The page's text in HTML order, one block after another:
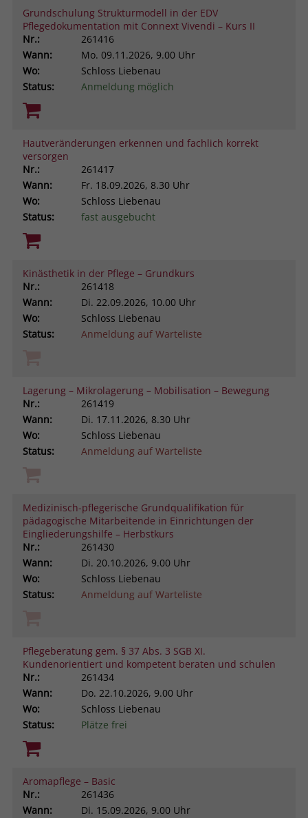
Grundschulung Strukturmodell in der EDV
Pflegedokumentation mit Connext Vivendi – Kurs II
Nr.:
261416
Wann:
Mo. 09.11.2026, 9.00 Uhr
Wo:
Schloss Liebenau
Status:
Anmeldung möglich
Hautveränderungen erkennen und fachlich korrekt
versorgen
Nr.:
261417
Wann:
Fr. 18.09.2026, 8.30 Uhr
Wo:
Schloss Liebenau
Status:
fast ausgebucht
Kinästhetik in der Pflege – Grundkurs
Nr.:
261418
Wann:
Di. 22.09.2026, 10.00 Uhr
Wo:
Schloss Liebenau
Status:
Anmeldung auf Warteliste
Lagerung – Mikrolagerung – Mobilisation – Bewegung
Nr.:
261419
Wann:
Di. 17.11.2026, 8.30 Uhr
Wo:
Schloss Liebenau
Status:
Anmeldung auf Warteliste
Medizinisch-pflegerische Grundqualifikation für
pädagogische Mitarbeitende in Einrichtungen der
Eingliederungshilfe – Herbstkurs
Nr.:
261430
Wann:
Di. 20.10.2026, 9.00 Uhr
Wo:
Schloss Liebenau
Status:
Anmeldung auf Warteliste
Pflegeberatung gem. § 37 Abs. 3 SGB XI.
Kundenorientiert und kompetent beraten und schulen
Nr.:
261434
Wann:
Do. 22.10.2026, 9.00 Uhr
Wo:
Schloss Liebenau
Status:
Plätze frei
Aromapflege – Basic
Nr.:
261436
Wann:
Di. 15.09.2026, 9.00 Uhr